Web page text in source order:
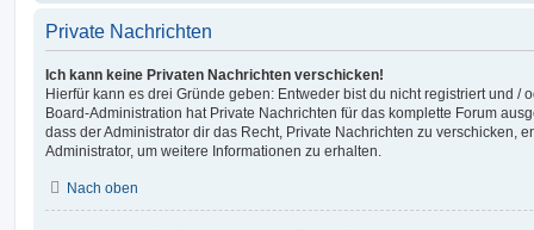
Private Nachrichten
Ich kann keine Privaten Nachrichten verschicken!
Hierfür kann es drei Gründe geben: Entweder bist du nicht registriert und /
Board-Administration hat Private Nachrichten für das komplette Forum
dass der Administrator dir das Recht, Private Nachrichten zu verschicken,
Administrator, um weitere Informationen zu erhalten.
Nach oben